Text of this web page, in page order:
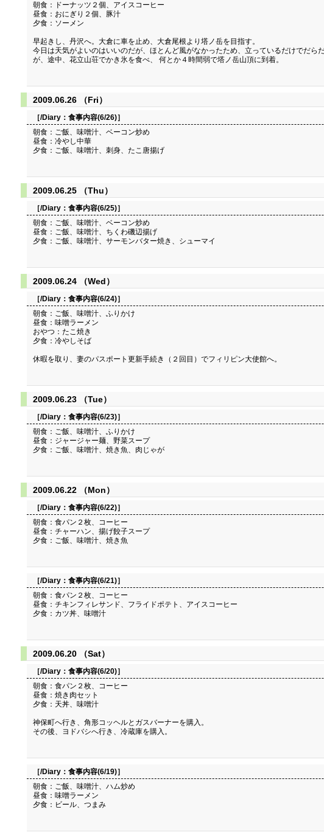
朝食：ドーナッツ２個、アイスコーヒー
昼食：おにぎり２個、豚汁
夕食：ソーメン
早起きし、丹沢へ。大倉に車を止め、大倉尾根より塔ノ岳を目指す。
今日は天気がよいのはいいのだが、ほとんど風がなかったため、立っているだけでだ
が、途中、花立山荘でかき氷を食べ、 何とか４時間弱で塔ノ岳山頂に到着。
2009.06.26 （Fri）
［/Diary： 食事内容(6/26)］
朝食：ご飯、味噌汁、ベーコン炒め
昼食：冷やし中華
夕食：ご飯、味噌汁、刺身、たこ唐揚げ
2009.06.25 （Thu）
［/Diary： 食事内容(6/25)］
朝食：ご飯、味噌汁、ベーコン炒め
昼食：ご飯、味噌汁、ちくわ磯辺揚げ
夕食：ご飯、味噌汁、サーモンバター焼き、シューマイ
2009.06.24 （Wed）
［/Diary： 食事内容(6/24)］
朝食：ご飯、味噌汁、ふりかけ
昼食：味噌ラーメン
おやつ：たこ焼き
夕食：冷やしそば
休暇を取り、妻のパスポート更新手続き（２回目）でフィリピン大使館へ。
2009.06.23 （Tue）
［/Diary： 食事内容(6/23)］
朝食：ご飯、味噌汁、ふりかけ
昼食：ジャージャー麺、野菜スープ
夕食：ご飯、味噌汁、焼き魚、肉じゃが
2009.06.22 （Mon）
［/Diary： 食事内容(6/22)］
朝食：食パン２枚、コーヒー
昼食：チャーハン、揚げ餃子スープ
夕食：ご飯、味噌汁、焼き魚
［/Diary： 食事内容(6/21)］
朝食：食パン２枚、コーヒー
昼食：チキンフィレサンド、フライドポテト、アイスコーヒー
夕食：カツ丼、味噌汁
2009.06.20 （Sat）
［/Diary： 食事内容(6/20)］
朝食：食パン２枚、コーヒー
昼食：焼き肉セット
夕食：天丼、味噌汁
神保町へ行き、角形コッヘルとガスバーナーを購入。
その後、ヨドバシへ行き、冷蔵庫を購入。
［/Diary： 食事内容(6/19)］
朝食：ご飯、味噌汁、ハム炒め
昼食：味噌ラーメン
夕食：ビール、つまみ